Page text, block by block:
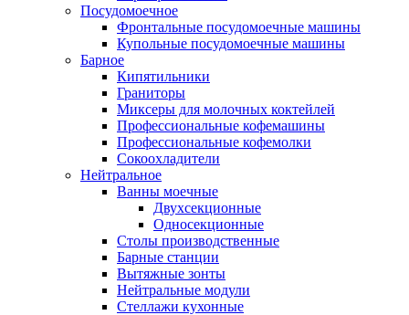
Посудомоечное
Фронтальные посудомоечные машины
Купольные посудомоечные машины
Барное
Кипятильники
Граниторы
Миксеры для молочных коктейлей
Профессиональные кофемашины
Профессиональные кофемолки
Сокоохладители
Нейтральное
Ванны моечные
Двухсекционные
Односекционные
Столы производственные
Барные станции
Вытяжные зонты
Нейтральные модули
Стеллажи кухонные